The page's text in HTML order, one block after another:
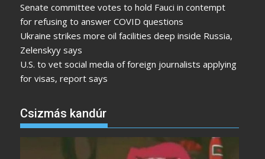
Senate committee votes to hold Fauci in contempt
for refusing to answer COVID questions
Ukraine strikes more oil facilities deep inside Russia,
Zelenskyy says
U.S. to vet social media of foreign journalists applying
for visas, report says
Csizmás kandúr